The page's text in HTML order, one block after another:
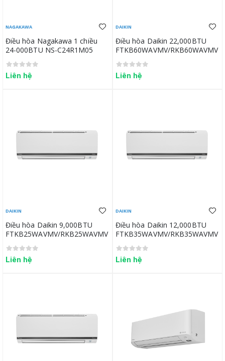
NAGAKAWA
Điều hòa Nagakawa 1 chiều
24-000BTU NS-C24R1M05
Liên hệ
DAIKIN
Điều hòa Daikin 22,000BTU
FTKB60WAVMV/RKB60WAVMV
Liên hệ
DAIKIN
Điều hòa Daikin 9,000BTU
FTKB25WAVMV/RKB25WAVMV
Liên hệ
DAIKIN
Điều hòa Daikin 12,000BTU
FTKB35WAVMV/RKB35WAVMV
Liên hệ